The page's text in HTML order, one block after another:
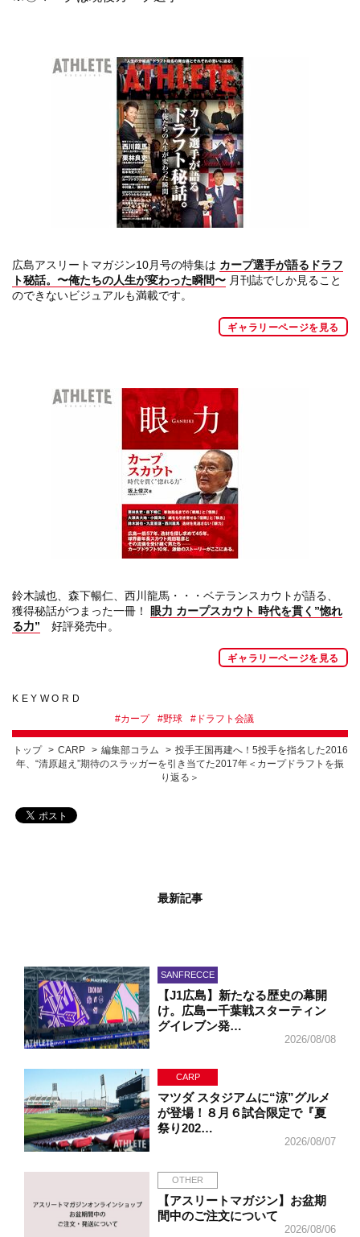
広島アスリートマガジン10月号の特集は カープ選手が語るドラフ
ト秘話。〜俺たちの人生が変わった瞬間〜 月刊誌でしか見ること
のできないビジュアルも満載です。
ギャラリーページを見る
鈴木誠也、森下暢仁、西川龍馬・・・ベテランスカウトが語る、
獲得秘話がつまった一冊！ 眼力 カープスカウト 時代を貫く”惚れ
る力” 好評発売中。
ギャラリーページを見る
KEYWORD
#カープ #野球 #ドラフト会議
トップ CARP 編集部コラム
投手王国再建へ！5投手を指名した2016
年、“清原超え”期待のスラッガーを引き当てた2017年＜カープドラフトを振
り返る＞
最新記事
SANFRECCE
【J1広島】新たなる歴史の幕開
け。広島ー千葉戦スターティン
グイレブン発…
2026/08/08
CARP
マツダ スタジアムに“涼”グルメ
が登場！８月６試合限定で『夏
祭り202…
2026/08/07
OTHER
【アスリートマガジン】お盆期
間中のご注文について
2026/08/06